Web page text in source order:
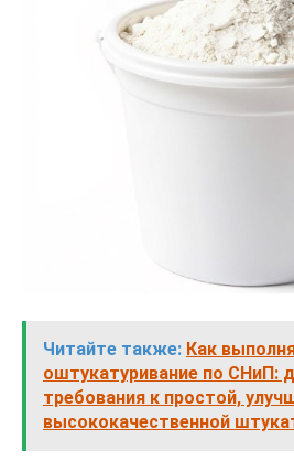
Читайте также: Как
оштукатуривание по СНиП:
требования к простой,
высококачественной